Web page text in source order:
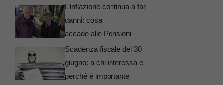
L’inflazione continua a far
danni: cosa
accade alle Pensioni
Scadenza fiscale del 30
giugno: a chi interessa e
perché è importante